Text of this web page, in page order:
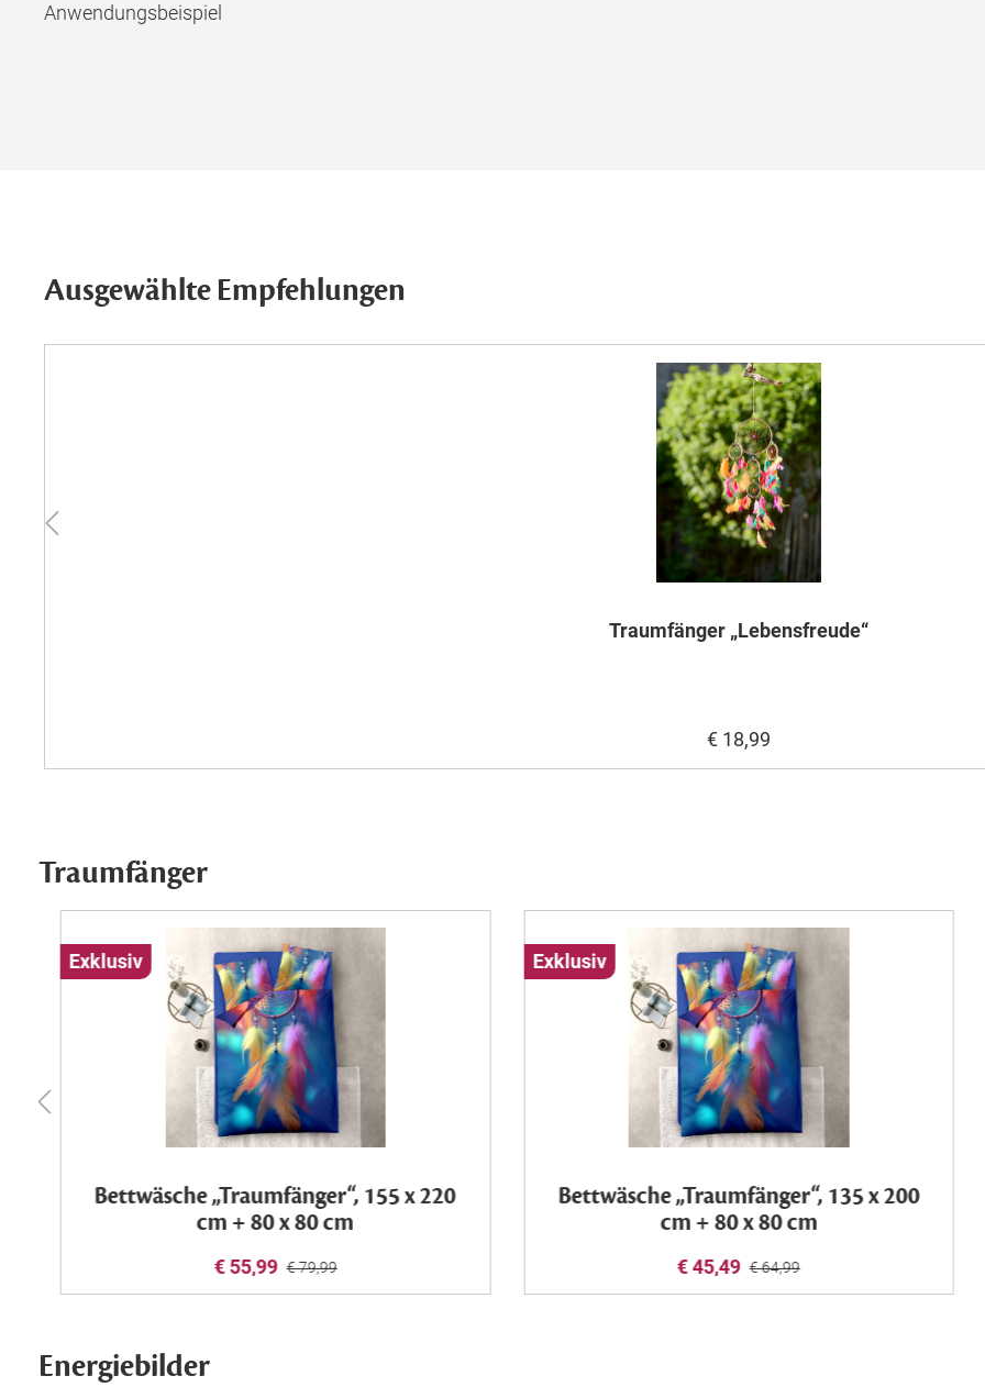
Anwendungsbeispiel
Ausgewählte Empfehlungen
Traumfänger „Lebensfreude“
€ 18,99
Traumfänger
Exklusiv
Bettwäsche „Traumfänger“, 155 x 220
cm + 80 x 80 cm
€ 55,99 € 79,99
Exklusiv
Bettwäsche „Traumfänger“, 135 x 200
cm + 80 x 80 cm
€ 45,49 € 64,99
Energiebilder